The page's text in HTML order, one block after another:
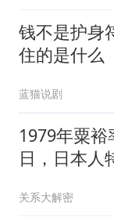
钱不是护身
住的是什么
蓝猫说剧
1979年粟
日，日本人
关系大解密